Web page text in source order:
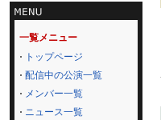
一覧メニュー
トップページ
配信中の公演一覧
メンバー一覧
ニュース一覧